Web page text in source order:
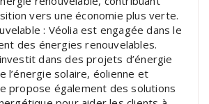
vers une économie plus verte.
: Véolia est engagée dans le
des énergies renouvelables.
dans des projets d’énergie
l’énergie solaire, éolienne et
propose également des solutions